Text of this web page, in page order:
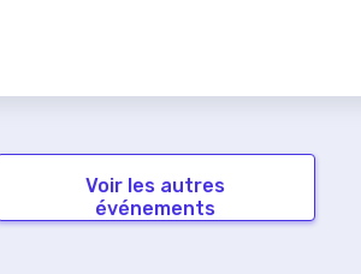
Voir les autres
événements